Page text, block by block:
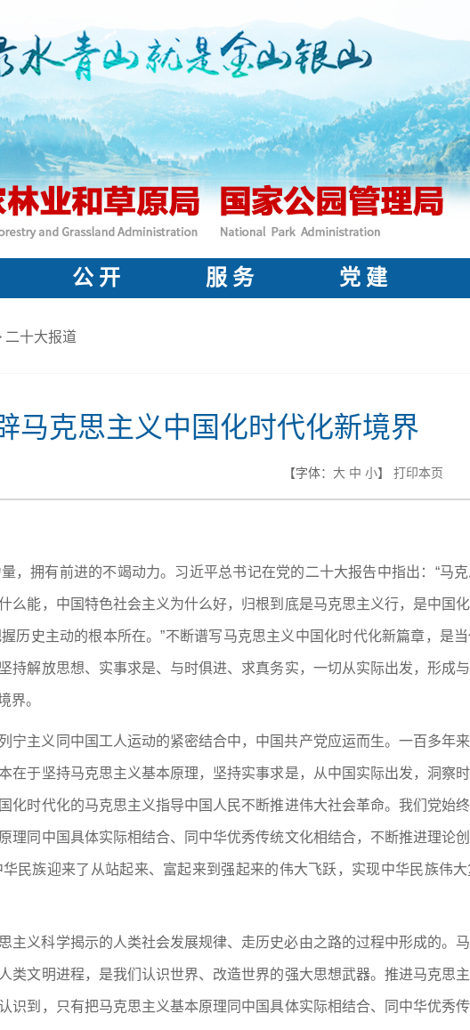
公 开 服 务 党 建
二十大报道
马克思主义中国化时代化新境界
【字体： 大 中 小】 打印本页
，拥有前进的不竭动力。习近平总书记在党的二十大报告中指出：“马
么能，中国特色社会主义为什么好，归根到底是马克思主义行，是中国
历史主动的根本所在。”不断谱写马克思主义中国化时代化新篇章，是
持解放思想、实事求是、与时俱进、求真务实，一切从实际出发，形成
界。
宁主义同中国工人运动的紧密结合中，中国共产党应运而生。一百多年
在于坚持马克思主义基本原理，坚持实事求是，从中国实际出发，洞察
化时代化的马克思主义指导中国人民不断推进伟大社会革命。我们党始
理同中国具体实际相结合、同中华优秀传统文化相结合，不断推进理论
民族迎来了从站起来、富起来到强起来的伟大飞跃，实现中华民族伟
主义科学揭示的人类社会发展规律、走历史必由之路的过程中形成的。
类文明进程，是我们认识世界、改造世界的强大思想武器。推进马克思
识到，只有把马克思主义基本原理同中国具体实际相结合、同中华优秀